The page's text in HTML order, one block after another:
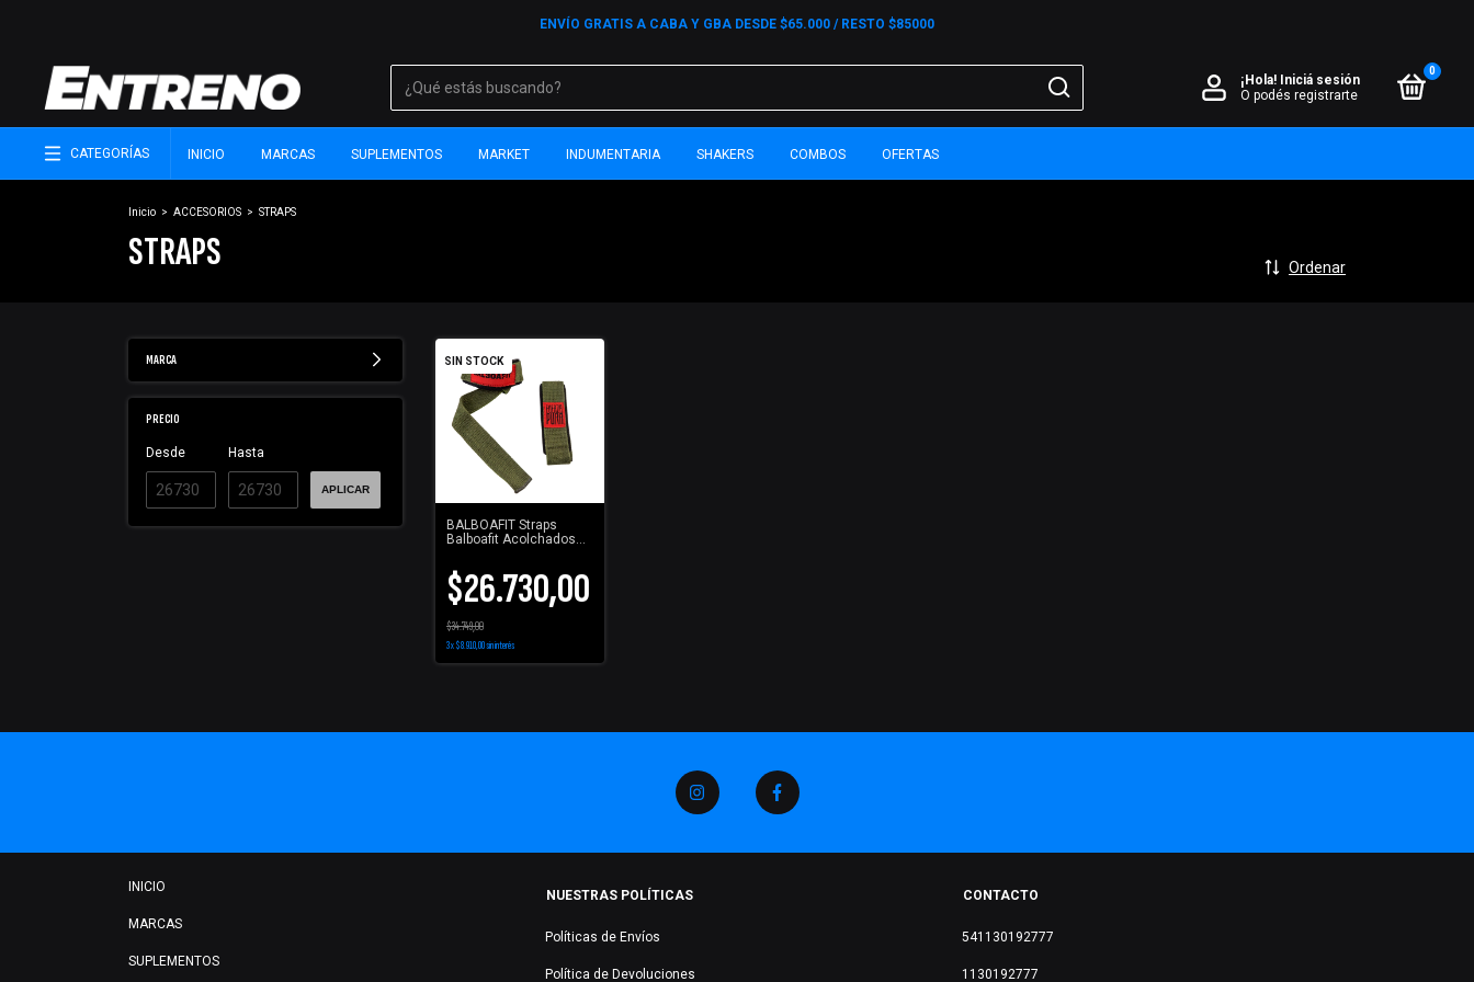
ENVÍO GRATIS A CABA Y GBA DESDE $65.000 / RESTO $85000
¡Hola! Iniciá sesión
O podés registrarte
0
CATEGORÍAS INICIO MARCAS SUPLEMENTOS MARKET INDUMENTARIA SHAKERS COMBOS OFERTAS
Inicio > ACCESORIOS > STRAPS
STRAPS Ordenar
MARCA
PRECIO
Desde Hasta
APLICAR
SIN STOCK
BALBOAFIT Straps
Balboafit Acolchados
Seguro
$26.730,00
$34.749,00
3x$8.910,00sin interés
INICIO
MARCAS
SUPLEMENTOS
NUESTRAS POLÍTICAS
Políticas de Envíos
Política de Devoluciones
CONTACTO
541130192777
1130192777